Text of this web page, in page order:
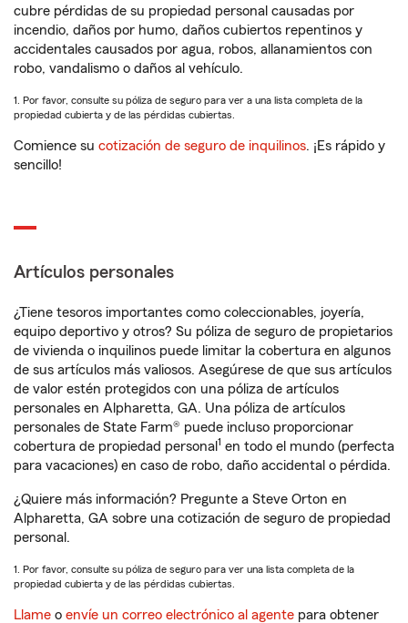
cubre pérdidas de su propiedad personal causadas por
incendio, daños por humo, daños cubiertos repentinos y
accidentales causados por agua, robos, allanamientos con
robo, vandalismo o daños al vehículo.
1. Por favor, consulte su póliza de seguro para ver a una lista completa de la
propiedad cubierta y de las pérdidas cubiertas.
Comience su cotización de seguro de inquilinos. ¡Es rápido y
sencillo!
Artículos personales
¿Tiene tesoros importantes como coleccionables, joyería,
equipo deportivo y otros? Su póliza de seguro de propietarios
de vivienda o inquilinos puede limitar la cobertura en algunos
de sus artículos más valiosos. Asegúrese de que sus artículos
de valor estén protegidos con una póliza de artículos
personales en Alpharetta, GA. Una póliza de artículos
personales de State Farm® puede incluso proporcionar
cobertura de propiedad personal 1 en todo el mundo (perfecta
para vacaciones) en caso de robo, daño accidental o pérdida.
¿Quiere más información? Pregunte a Steve Orton en
Alpharetta, GA sobre una cotización de seguro de propiedad
personal.
1. Por favor, consulte su póliza de seguro para ver una lista completa de la
propiedad cubierta y de las pérdidas cubiertas.
Llame o envíe un correo electrónico al agente para obtener